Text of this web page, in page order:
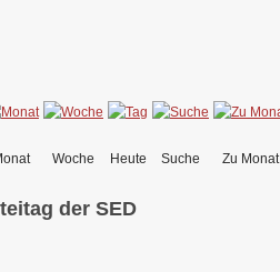
Woche Heute Suche Zu Monat
der SED